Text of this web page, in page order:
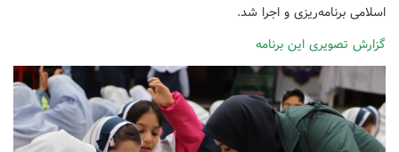
اسلامی برنامه‌ریزی و اجرا شد.
گزارش تصویری این برنامه